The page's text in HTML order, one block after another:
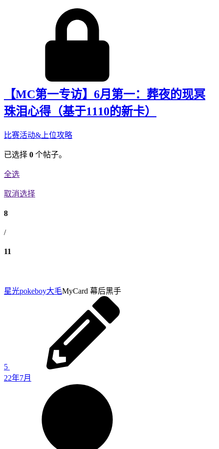
【MC第一专访】6月第一：葬夜的现冥
珠泪心得（基于1110的新卡）
比赛活动&上位攻略
已选择 0 个帖子。
全选
取消选择
8
/
11
星光pokeboy大毛MyCard 幕后黑手
5
22年7月